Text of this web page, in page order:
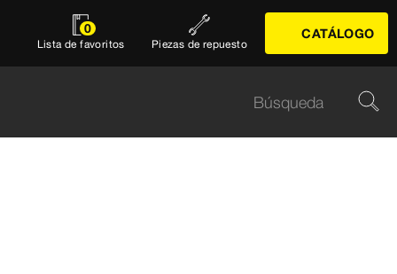
0
Lista de favoritos Piezas de repuesto
CATÁLOGO